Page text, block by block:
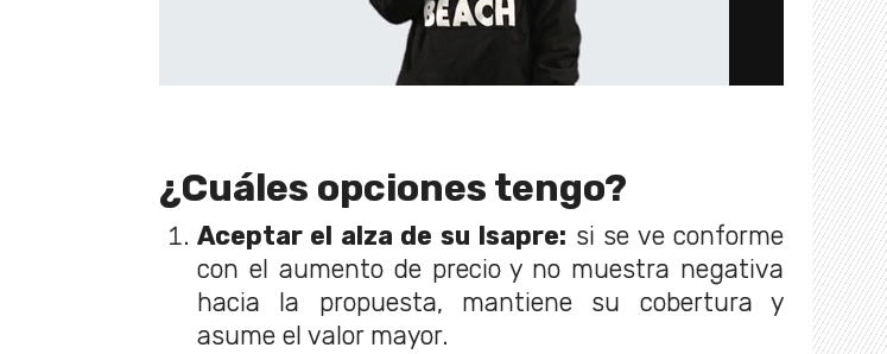
¿Cuáles opciones tengo?
Aceptar el alza de su Isapre: si se ve conforme
con el aumento de precio y no muestra negativa
hacia la propuesta, mantiene su cobertura y
asume el valor mayor.